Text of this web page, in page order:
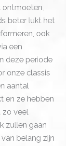
ontmoeten,
beter lukt het
ook
een
deze periode
onze classis
aantal
en ze hebben
zo veel
zullen gaan
belang zijn